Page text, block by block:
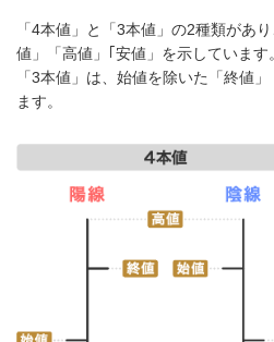
「4本値」と「3本値」の2種類があ
値」「高値」｢安値」を示しています。
「3本値」は、始値を除いた「終値
ます。